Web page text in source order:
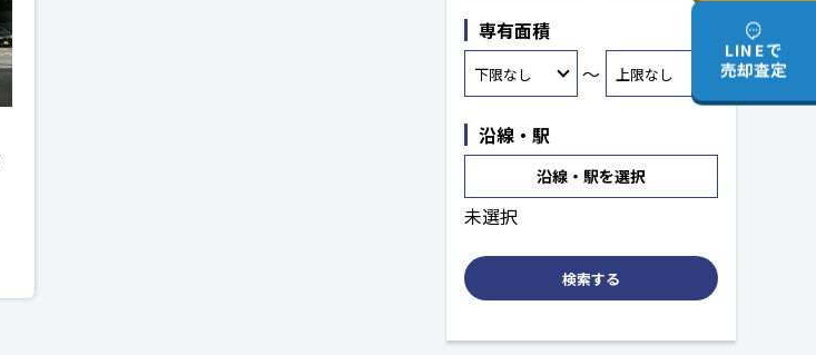
専有面積
～
沿線・駅
沿線・駅を選択
未選択
検索する
LINEで
売却査定